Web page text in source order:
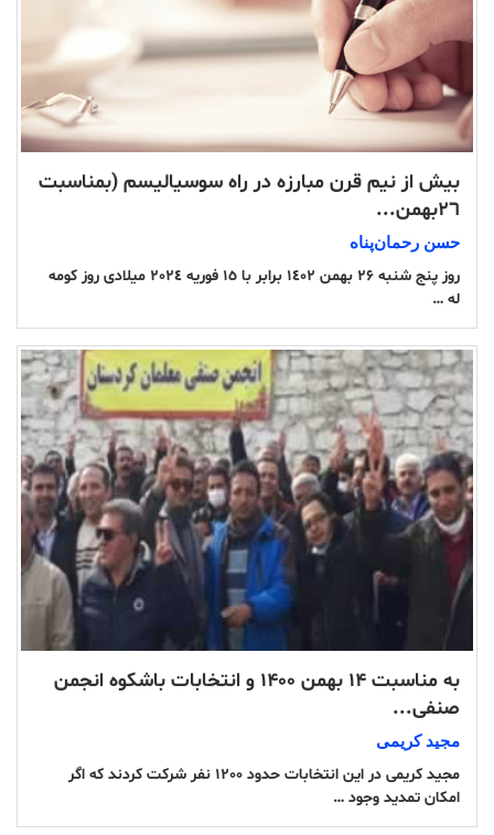
بیش از نیم قرن مبارزە در راە سوسیالیسم (بمناسبت
٢٦بهمن...
حسن رحمان‌پناە
روز پنج شنبه ۲۶ بهمن ١٤٠۲ برابر با ١٥ فوریه ۲٠۲٤ میلادی روز کومه
له …
به مناسبت ١۴ بهمن ١۴٠٠ و انتخابات باشکوه انجمن
صنفی...
مجید کریمی
مجید کریمی در این انتخابات حدود ١٢٠٠ نفر شرکت کردند کە اگر
امکان تمدید وجود …